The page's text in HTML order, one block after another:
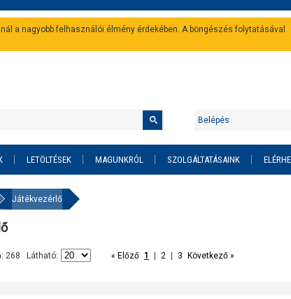
a nagyobb felhasználói élmény érdekében. A böngészés folytatásával
Belépés
LETÖLTÉSEK MAGUNKRÓL SZOLGÁLTATÁSAINK
Játékvezérlő
268 Látható: « Előző 1 2 3 Következő »